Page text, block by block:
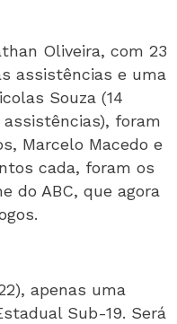
Oliveira, com 23
assistências e uma
Souza (14
foram
Marcelo Macedo e
cada, foram os
do ABC, que agora
apenas uma
Sub-19. Será